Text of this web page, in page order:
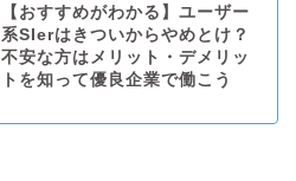
【おすすめがわかる】ユーザー
系SIerはきついからやめとけ？
不安な方はメリット・デメリッ
トを知って優良企業で働こう